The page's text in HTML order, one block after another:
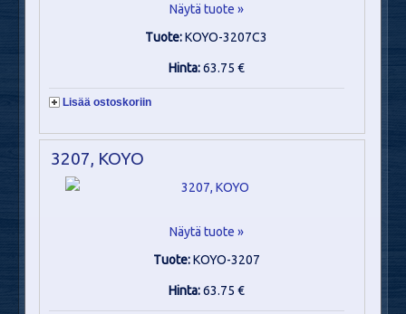
Näytä tuote »
Tuote:KOYO-3207C3
Hinta:63.75 €
Lisää ostoskoriin
3207, KOYO
Näytä tuote »
Tuote:KOYO-3207
Hinta:63.75 €